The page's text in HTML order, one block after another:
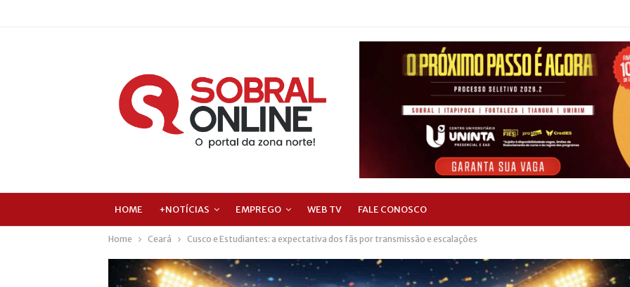
HOME +NOTÍCIAS EMPREGO WEB TV FALE CONOSCO
Home Ceará Cusco e Estudiantes: a expectativa dos fãs por transmissão e escalações